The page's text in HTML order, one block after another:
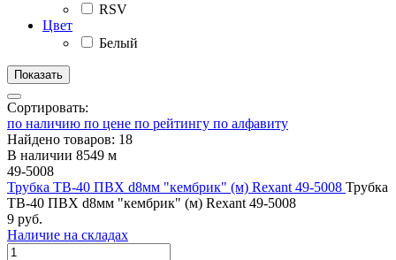
RSV
Цвет
Белый
Сортировать:
по наличию по цене по рейтингу по алфавиту
Найдено товаров: 18
В наличии 8549 м
49-5008
Трубка ТВ-40 ПВХ d8мм "кембрик" (м) Rexant 49-5008 Трубка
ТВ-40 ПВХ d8мм "кембрик" (м) Rexant 49-5008
9 руб.
Наличие на складах